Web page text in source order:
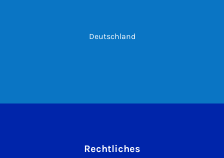
Deutschland
Rechtliches